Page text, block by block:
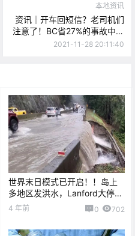
本地资讯
资讯｜开车回短信？老司机们
注意了！BC省27%的事故中，
司机因分心驾驶离世！
2021-11-28 20:11:40
世界末日模式已开启！！岛上
多地区发洪水，Lanford大停
电，这个冬天的雨水也太多
4 年前 0 702